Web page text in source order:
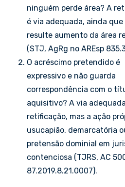
ninguém perde área? A
é via adequada, ainda que
resulte aumento da área
(STJ, AgRg no AREsp
O acréscimo pretendido é
expressivo e não guarda
correspondência com o
aquisitivo? A via
retificação, mas a ação
usucapião, demarcatória
pretensão dominial em
contenciosa (TJRS, AC
87.2019.8.21.0007).